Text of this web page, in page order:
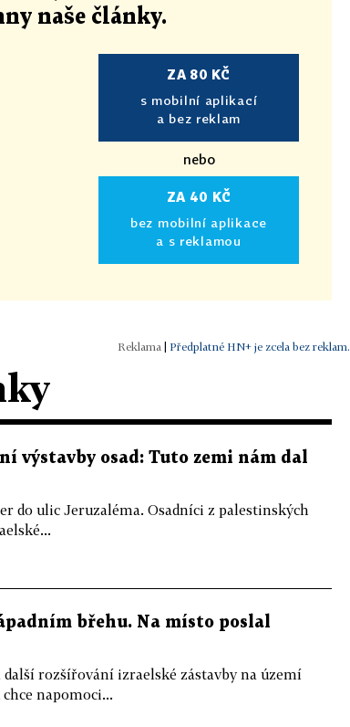
naše články.
ZA 80 KČ
s mobilní aplikací
a bez reklam
nebo
ZA 40 KČ
bez mobilní aplikace
a s reklamou
Předplatné HN+ je zcela bez reklam.
výstavby osad: Tuto zemi nám dal
do ulic Jeruzaléma. Osadníci z palestinských
břehu. Na místo poslal
rozšířování izraelské zástavby na území
napomoci...